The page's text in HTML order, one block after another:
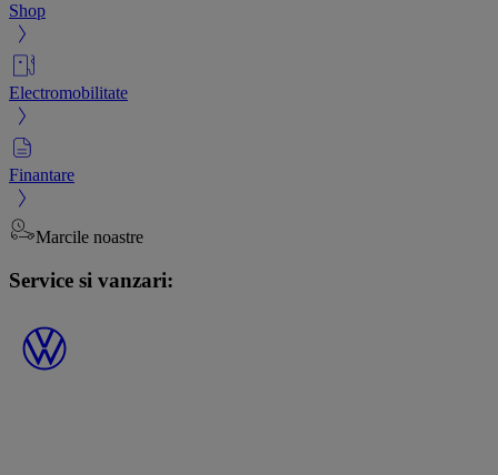
Shop
Electromobilitate
Finantare
Marcile noastre
Service si vanzari: